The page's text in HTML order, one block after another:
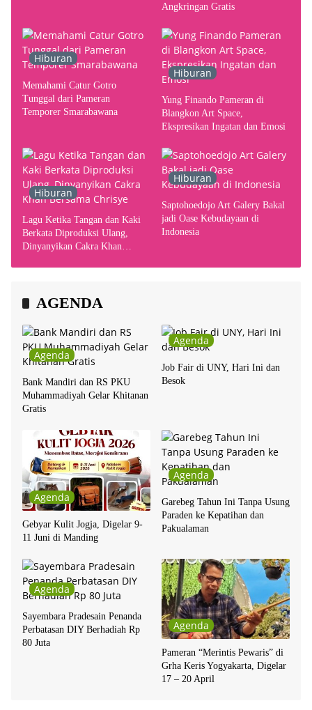
Angkringan Gratis
Hiburan
Memahami Catur Gotro
Tunggal dari Pameran
Temporer Smarabawana
Hiburan
Yung Finando Pameran di
Blangkon Art Space,
Ekspresikan Ingatan dan Emosi
Hiburan
Lagu Ketika Tangan dan Kaki
Berkata Diproduksi Ulang,
Dinyanyikan Cakra Khan
Hiburan
Saptohoedojo Art Galery Bakal
jadi Oase Kebudayaan di
Indonesia
AGENDA
Agenda
Bank Mandiri dan RS PKU
Muhammadiyah Gelar Khitanan
Gratis
Agenda
Job Fair di UNY, Hari Ini dan
Besok
Agenda
Gebyar Kulit Jogja, Digelar 9-
11 Juni di Manding
Agenda
Garebeg Tahun Ini Tanpa Usung
Paraden ke Kepatihan dan
Pakualaman
Agenda
Sayembara Pradesain Penanda
Perbatasan DIY Berhadiah Rp
80 Juta
Agenda
Pameran “Merintis Pewaris” di
Grha Keris Yogyakarta, Digelar
17 – 20 April